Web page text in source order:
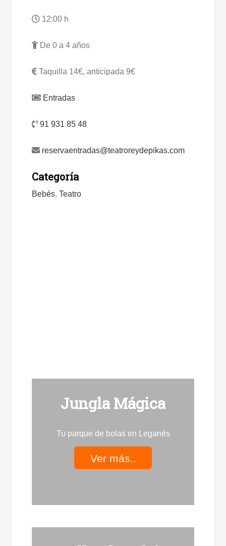
12:00 h
De 0 a 4 años
Taquilla 14€, anticipada 9€
Entradas
91 931 85 48
reservaentradas@teatroreydepikas.com
Categoría
Bebés,Teatro
Jungla Mágica
Tu parque de bolas en Leganés
Ver más..